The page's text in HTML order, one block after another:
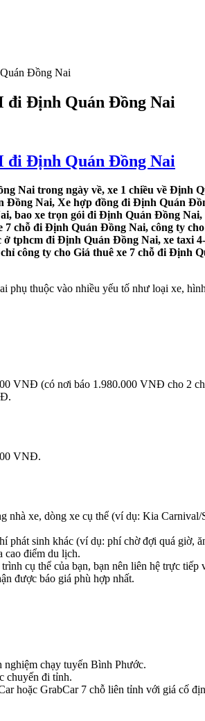
Đồng Nai
đi Định Quán Đồng Nai
đi Định Quán Đồng Nai
Nai trong ngày về, xe 1 chiều về Định
Đồng Nai, Xe hợp đồng đi Định Quán
bao xe trọn gói đi Định Quán Đồng
chỗ đi Định Quán Đồng Nai, công ty
tphcm đi Định Quán Đồng Nai, xe
công ty cho Giá thuê xe 7 chỗ đi Định
thuộc vào nhiều yếu tố như loại xe,
VNĐ (có nơi báo 1.980.000 VNĐ cho 2
VNĐ.
nhà xe, dòng xe cụ thể (ví dụ: Kia
phát sinh khác (ví dụ: phí chờ đợi quá giờ,
cao điểm du lịch.
cụ thể của bạn, bạn nên liên hệ trực
được báo giá phù hợp nhất.
nghiệm chạy tuyến Bình Phước.
chuyến đi tỉnh.
hoặc GrabCar 7 chỗ liên tỉnh với giá cố